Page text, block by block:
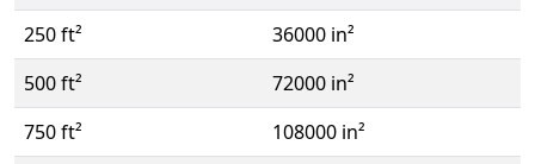
250 ft²
36000 in²
500 ft²
72000 in²
750 ft²
108000 in²